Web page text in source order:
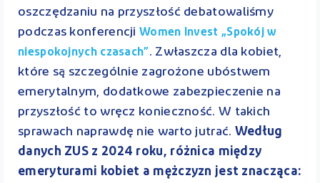
oszczędzaniu na przyszłość debatowaliśmy
podczas konferencjiWomen Invest „Spokój w
niespokojnych czasach”. Zwłaszcza dla kobiet,
które są szczególnie zagrożone ubóstwem
emerytalnym, dodatkowe zabezpieczenie na
przyszłość to wręcz konieczność. W takich
sprawach naprawdę nie warto jutrać. Według
danych ZUS z 2024 roku, różnica między
emeryturami kobiet a mężczyzn jest znacząca: